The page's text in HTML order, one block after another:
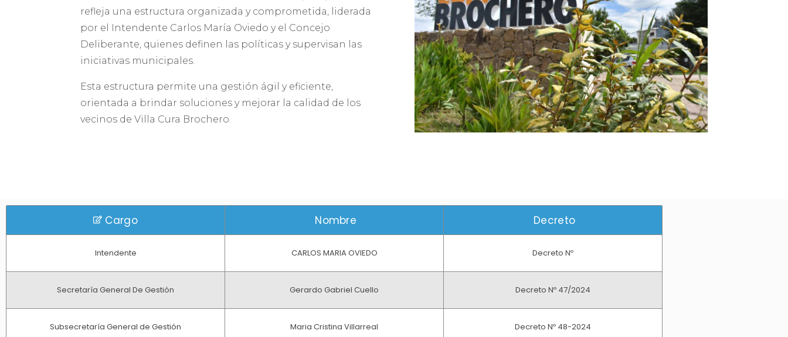
refleja una estructura organizada y comprometida, liderada
por el Intendente Carlos María Oviedo y el Concejo
Deliberante, quienes definen las políticas y supervisan las
iniciativas municipales.
Esta estructura permite una gestión ágil y eficiente,
orientada a brindar soluciones y mejorar la calidad de los
vecinos de Villa Cura Brochero.
Cargo Nombre Decreto
Intendente CARLOS MARIA OVIEDO Decreto Nº
Secretaría General De Gestión Gerardo Gabriel Cuello Decreto Nº 47/2024
Subsecretaría General de Gestión Maria Cristina Villarreal Decreto Nº 48-2024